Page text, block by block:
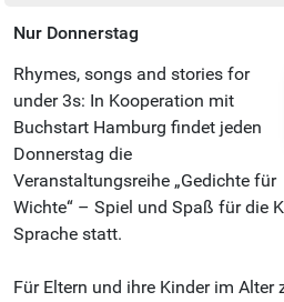
Nur Donnerstag
Rhymes, songs and stories for
under 3s: In Kooperation mit
Buchstart Hamburg findet jeden
Donnerstag die
Veranstaltungsreihe „Gedichte für
Wichte“ – Spiel und Spaß für die
Sprache statt.
Für Eltern und ihre Kinder im